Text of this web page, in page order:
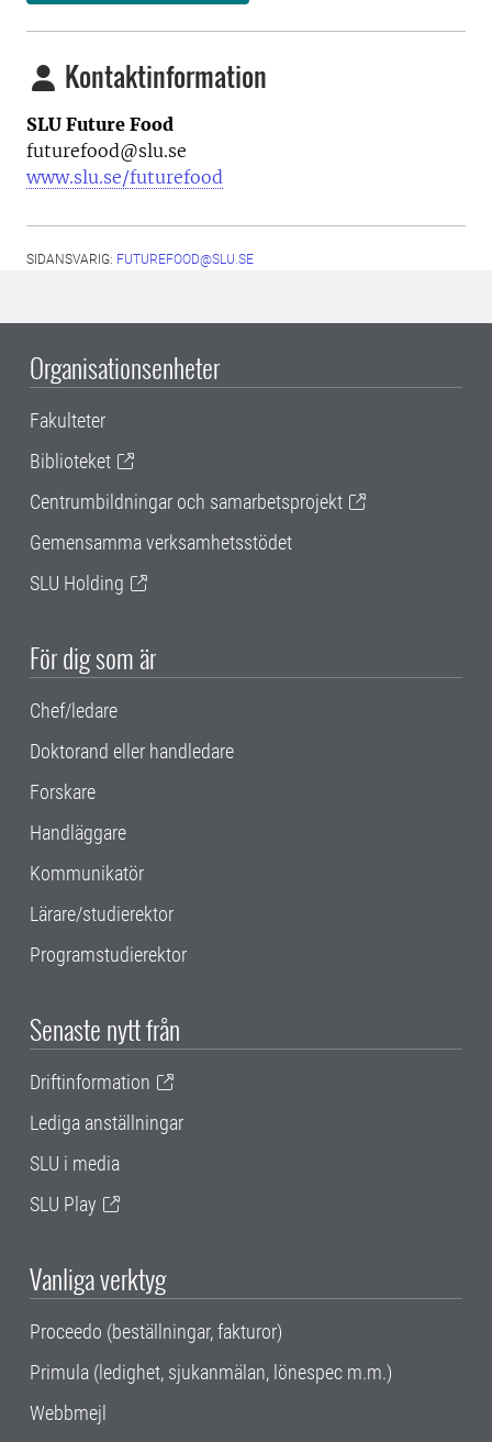
Kontaktinformation
SLU Future Food
futurefood@slu.se
www.slu.se/futurefood
SIDANSVARIG: FUTUREFOOD@SLU.SE
Organisationsenheter
Fakulteter
Biblioteket
Centrumbildningar och samarbetsprojekt
Gemensamma verksamhetsstödet
SLU Holding
För dig som är
Chef/ledare
Doktorand eller handledare
Forskare
Handläggare
Kommunikatör
Lärare/studierektor
Programstudierektor
Senaste nytt från
Driftinformation
Lediga anställningar
SLU i media
SLU Play
Vanliga verktyg
Proceedo (beställningar, fakturor)
Primula (ledighet, sjukanmälan, lönespec m.m.)
Webbmejl